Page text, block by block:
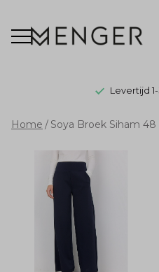
Levertijd
Soya
Broek
Siham
Home Soya Broek Siham 48